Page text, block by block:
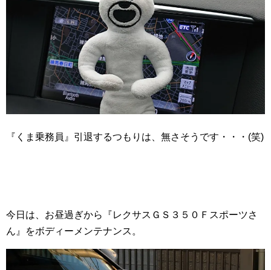
『くま乗務員』引退するつもりは、無さそうです・・・(笑)
今日は、お昼過ぎから『レクサスＧＳ３５０Ｆスポーツさ
ん』をボディーメンテナンス。